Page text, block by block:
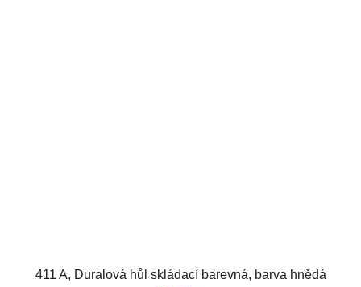
411 A, Duralová hůl skládací barevná, barva hnědá